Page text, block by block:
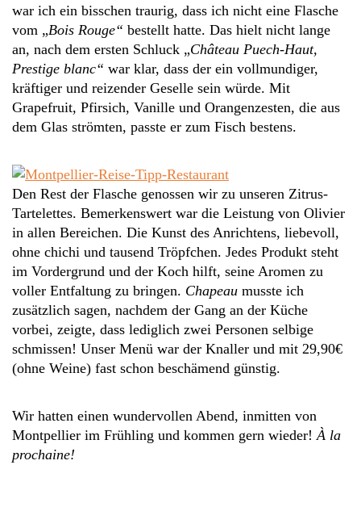
war ich ein bisschen traurig, dass ich nicht eine Flasche
vom „Bois Rouge“ bestellt hatte. Das hielt nicht lange
an, nach dem ersten Schluck „Château Puech-Haut,
Prestige blanc“ war klar, dass der ein vollmundiger,
kräftiger und reizender Geselle sein würde. Mit
Grapefruit, Pfirsich, Vanille und Orangenzesten, die aus
dem Glas strömten, passte er zum Fisch bestens.
Den Rest der Flasche genossen wir zu unseren Zitrus-
Tartelettes. Bemerkenswert war die Leistung von Olivier
in allen Bereichen. Die Kunst des Anrichtens, liebevoll,
ohne chichi und tausend Tröpfchen. Jedes Produkt steht
im Vordergrund und der Koch hilft, seine Aromen zu
voller Entfaltung zu bringen. Chapeau musste ich
zusätzlich sagen, nachdem der Gang an der Küche
vorbei, zeigte, dass lediglich zwei Personen selbige
schmissen! Unser Menü war der Knaller und mit 29,90€
(ohne Weine) fast schon beschämend günstig.
Wir hatten einen wundervollen Abend, inmitten von
Montpellier im Frühling und kommen gern wieder!À la
prochaine!